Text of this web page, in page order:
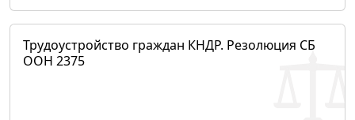
Трудоустройство граждан КНДР. Резолюция СБ
ООН 2375